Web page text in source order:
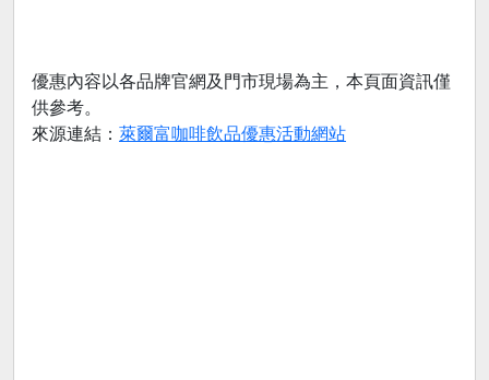
優惠內容以各品牌官網及門市現場為主，本頁面資訊僅
供參考。
來源連結： 萊爾富咖啡飲品優惠活動網站